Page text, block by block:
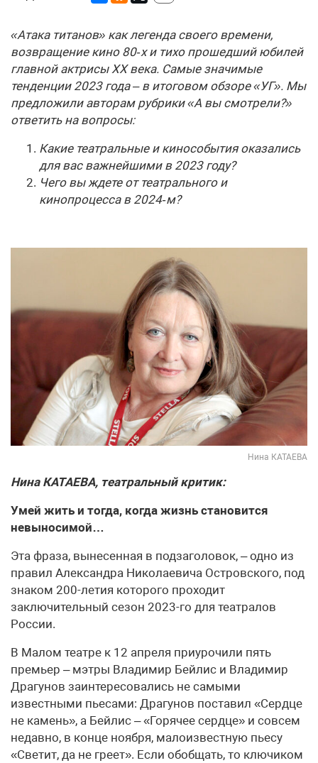
«Атака титанов» как легенда своего времени,
возвращение кино 80‑х и тихо прошедший юбилей
главной актрисы XX века. Самые значимые
тенденции 2023 года – в итоговом обзоре «УГ». Мы
предложили авторам рубрики «А вы смотрели?»
ответить на вопросы:
Какие театральные и кинособытия оказались
для вас важнейшими в 2023 году?
Чего вы ждете от театрального и
кинопроцесса в 2024‑м?
Нина КАТАЕВА
Нина КАТАЕВА, театральный критик:
Умей жить и тогда, когда жизнь становится
невыносимой…
Эта фраза, вынесенная в подзаголовок, – одно из
правил Александра Николаевича Островского, под
знаком 200-летия которого проходит
заключительный сезон 2023-го для театралов
России.
В Малом театре к 12 апреля приурочили пять
премьер – мэтры Владимир Бейлис и Владимир
Драгунов заинтересовались не самыми
известными пьесами: Драгунов поставил «Сердце
не камень», а Бейлис – «Горячее сердце» и совсем
недавно, в конце ноября, малоизвестную пьесу
«Светит, да не греет». Если обобщать, то ключиком